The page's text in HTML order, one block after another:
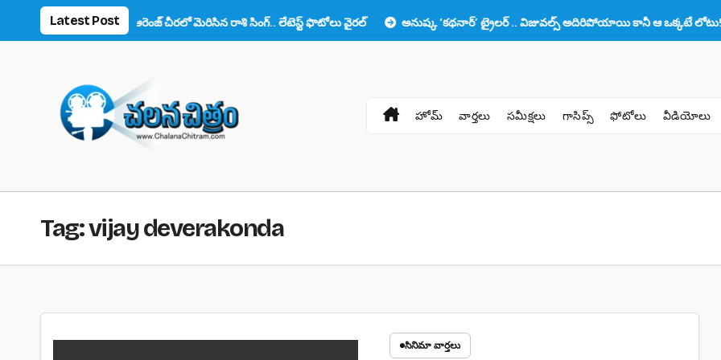
Latest Post
ఆరెంజ్ చీరలో మెరిసిన రాశి సింగ్.. లేటెస్ట్ ఫొటోలు వైరల్ అనుష్క ‘కథనార్’ ట్రైలర్ .. విజువల్స్ అదిరిపోయాయి కానీ ఆ ఒక్కటే లోటు!!
హోమ్ వార్తలు సమీక్షలు గాసిప్స్ ఫోటోలు వీడియోలు
Tag:vijay deverakonda
సినిమా వార్తలు